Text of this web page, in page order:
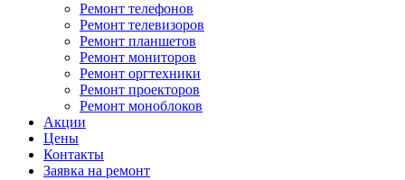
Ремонт телефонов
Ремонт телевизоров
Ремонт планшетов
Ремонт мониторов
Ремонт оргтехники
Ремонт проекторов
Ремонт моноблоков
Акции
Цены
Контакты
Заявка на ремонт